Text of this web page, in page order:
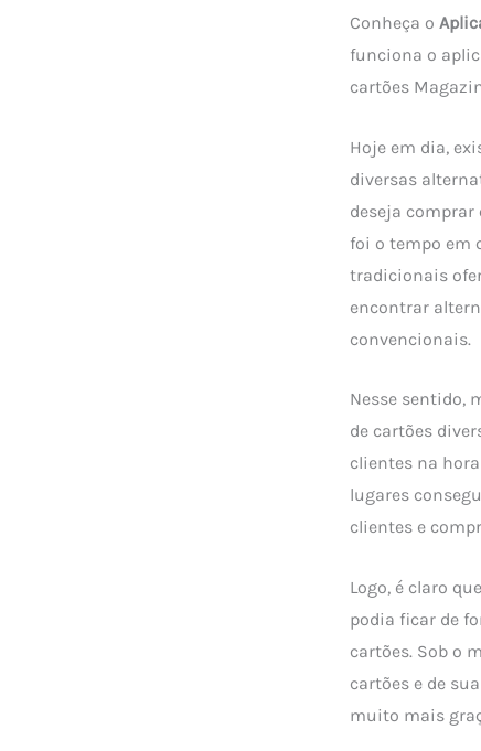
Conheça o
funciona o
cartões
Hoje em dia,
diversas
deseja
foi o tempo em
tradicionais
encontrar
convencionais.
Nesse sentido,
de cartões
clientes na
lugares
clientes e
Logo, é claro
podia ficar de
cartões. Sob o
cartões e de
muito mais